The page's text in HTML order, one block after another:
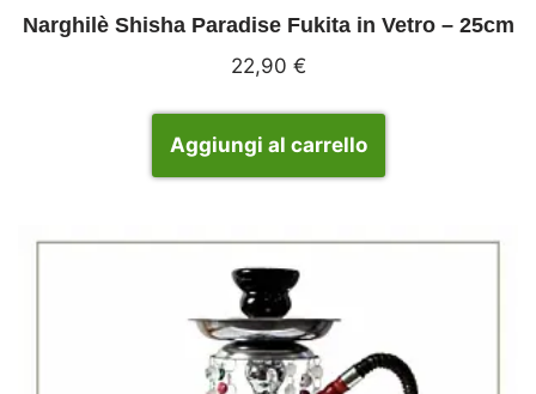
Narghilè Shisha Paradise Fukita in Vetro – 25cm
22,90 €
Aggiungi al carrello